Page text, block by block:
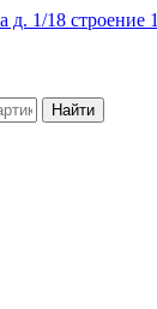
д. 1/18 строение 1
Найти